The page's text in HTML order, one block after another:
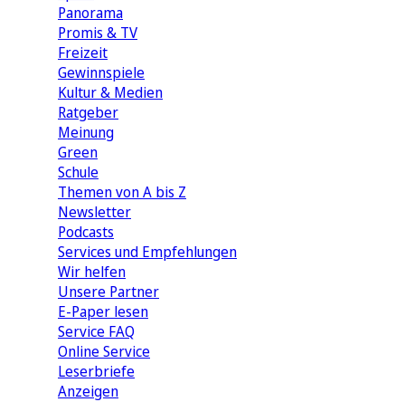
Panorama
Promis & TV
Freizeit
Gewinnspiele
Kultur & Medien
Ratgeber
Meinung
Green
Schule
Themen von A bis Z
Newsletter
Podcasts
Services und Empfehlungen
Wir helfen
Unsere Partner
E-Paper lesen
Service FAQ
Online Service
Leserbriefe
Anzeigen